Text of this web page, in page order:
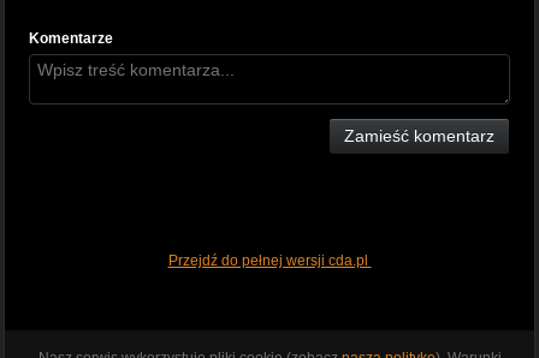
Komentarze
Zamieść komentarz
Przejdź do pełnej wersji cda.pl